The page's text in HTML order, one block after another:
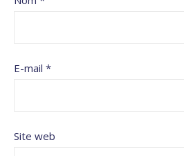
E-mail *
Site web